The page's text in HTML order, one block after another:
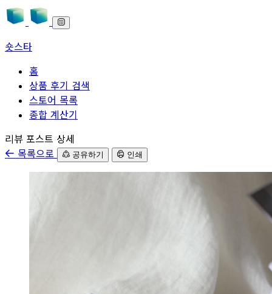
숏스타
홈
상품 후기 검색
스토어 목록
종합 계산기
본문으로 바로가기
리뷰 포스트 상세
목록으로
공유하기 인쇄